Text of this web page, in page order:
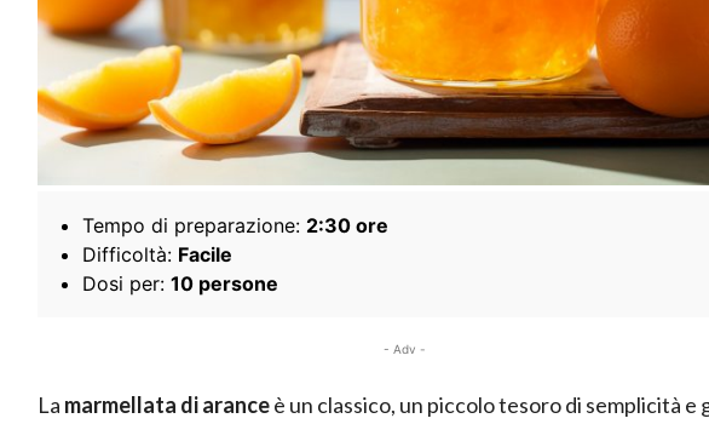
Tempo di preparazione: 2:30 ore
Difficoltà: Facile
Dosi per: 10 persone
- Adv -
La marmellata di aranceè un classico, un piccolo tesoro di semplicità e